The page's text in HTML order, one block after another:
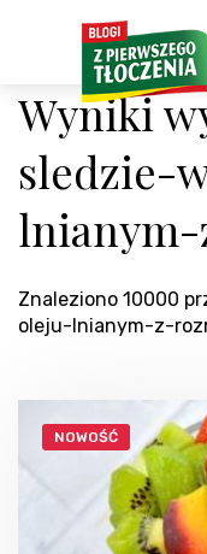
Wyniki
sledzie-
Znaleziono 10000
oleju-lnianym-z-
NOWOŚĆ